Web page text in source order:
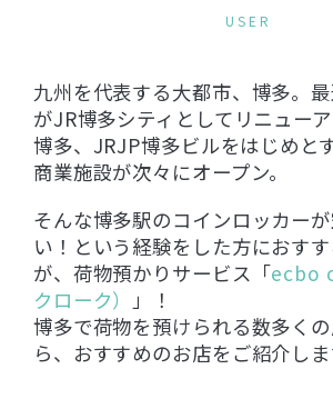
USER
九州を代表する大都市、博多。
がJR博多シティとしてリニュー
博多、JRJP博多ビルをはじめと
商業施設が次々にオープン。
そんな博多駅のコインロッカー
い！という経験をした方におす
が、荷物預かりサービス「ecbo
クローク） 」！
博多で荷物を預けられる数多く
ら、おすすめのお店をご紹介しま